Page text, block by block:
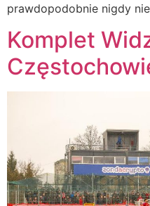
prawdopodobnie nigdy
Komplet